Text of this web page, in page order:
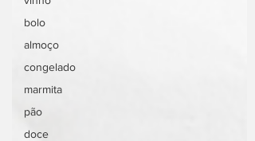
bolo
almoço
congelado
marmita
pão
doce